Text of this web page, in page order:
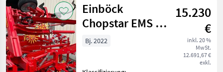
Einböck
Chopstar EMS 7
Reihig
15.230
€
inkl. 20 %
MwSt.
12.691,67 €
exkl.
Bj. 2022